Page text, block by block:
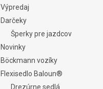
Výpredaj
Darčeky
Šperky pre jazdcov
Novinky
Böckmann vozíky
Flexisedlo Baloun®
Drezúrne sedlá